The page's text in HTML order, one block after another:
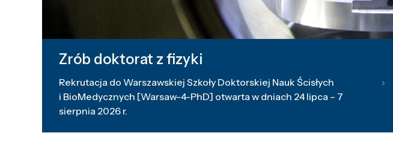
Zrób doktorat z fizyki
Rekrutacja do Warszawskiej Szkoły Doktorskiej Nauk Ścisłych
i BioMedycznych [Warsaw-4-PhD] otwarta w dniach 24 lipca – 7
sierpnia 2026 r.